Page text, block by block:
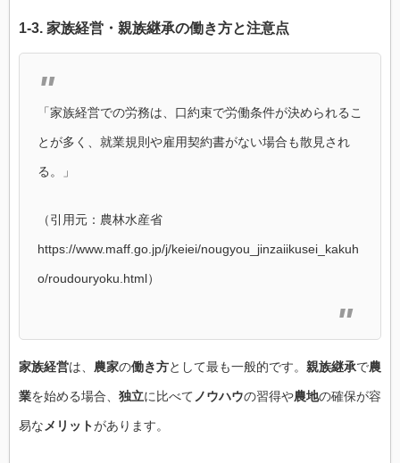
1-3. 家族経営 ・ 親族継承の働き方と注意点
「家族経営での労務は、口約束で労働条件が決められるこ
とが多く、就業規則や雇用契約書がない場合も散見され
る。」
（引用元：農林水産省
https://www.maff.go.jp/j/keiei/nougyou_jinzaiikusei_kakuh
o/roudouryoku.html）
家族経営は、 農家の働き方として最も一般的です。 親族継承で農
業を始める場合、 独立に比べてノウハウの習得や農地の確保が容
易なメリットがあります。